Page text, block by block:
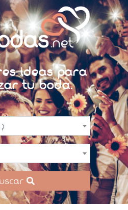
ideas para
tu boda.